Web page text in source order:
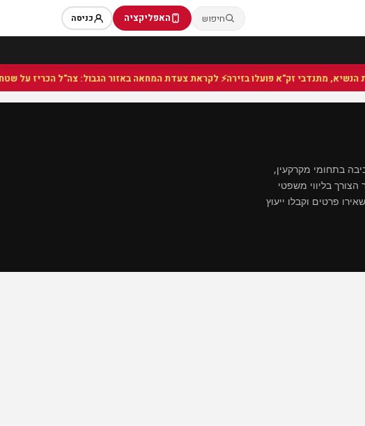
חיפוש האפליקציה כניסה
⚡ לקראת צעדת המחאה באזור הגבול: צה"ל הכריז על שטח צבאי
בתחומי מקרקעין,
בליווי משפטי
פרטים וקבלו ייעוץ